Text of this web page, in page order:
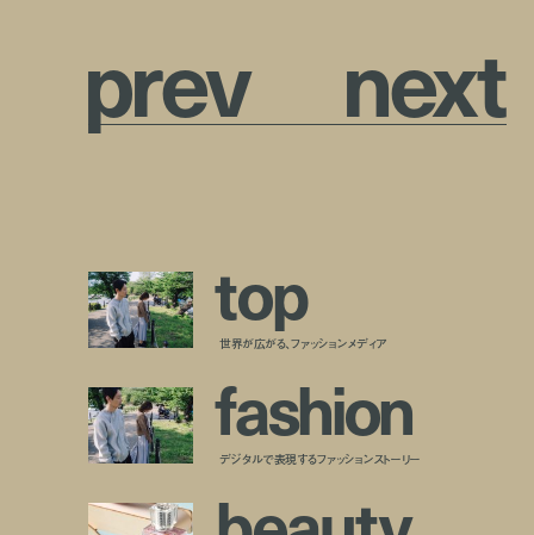
prev next
top
世界が広がる、ファッションメディア
fashion
デジタルで表現するファッションストーリー